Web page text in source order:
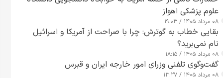
علوم پزشکی اهواز
۰۸ مرداد ۱۴۰۵ / ۱۹:۰۳
بقایی خطاب به گوترش: چرا با صراحت از آمریکا و اسرائیل
نام نمی‌برید؟
۰۸ مرداد ۱۴۰۵ / ۱۸:۱۵
گفت‌وگوی تلفنی وزرای امور خارجه ایران و قبرس
۰۸ مرداد ۱۴۰۵ / ۱۳:۲۷